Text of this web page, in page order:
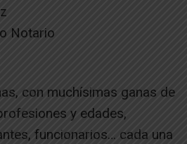
Notario
con muchísimas ganas de
y edades,
funcionarios… cada una